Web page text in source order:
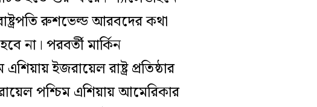
রুশভেল্ড আরবদের কথা
না। পরবর্তী মার্কিন
ইজরায়েল রাষ্ট্র প্রতিষ্ঠার
পশ্চিম এশিয়ায় আমেরিকার